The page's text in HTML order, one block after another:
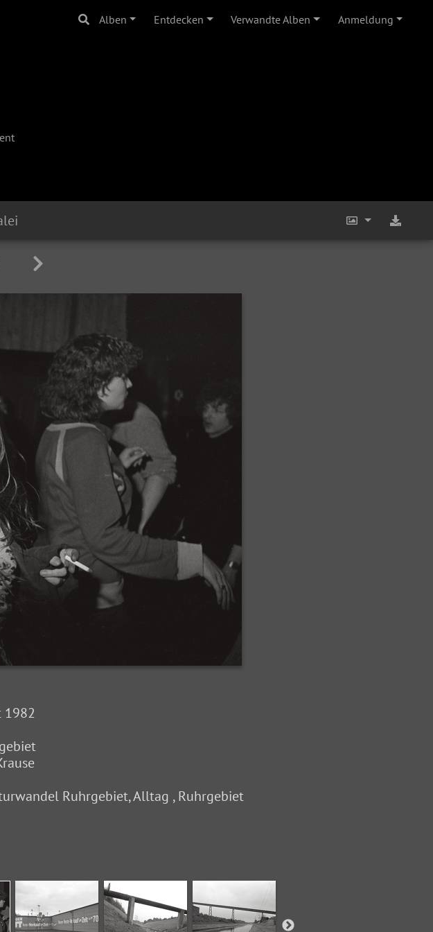
Alben Entdecken Verwandte Alben Anmeldung
1982
Ruhrgebiet, Alltag , Ruhrgebiet